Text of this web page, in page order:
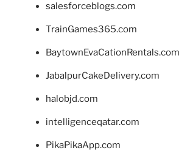
salesforceblogs.com
TrainGames365.com
BaytownEvaCationRentals.com
JabalpurCakeDelivery.com
halobjd.com
intelligenceqatar.com
PikaPikaApp.com